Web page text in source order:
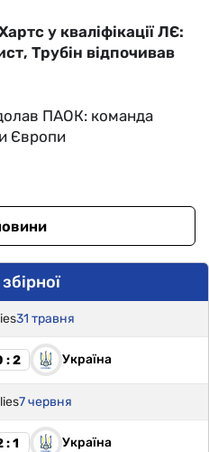
у кваліфікації ЛЄ:
Трубін відпочивав
ПАОК: команда
Європи
31 травня
: 2 Україна
7 червня
: 1 Україна